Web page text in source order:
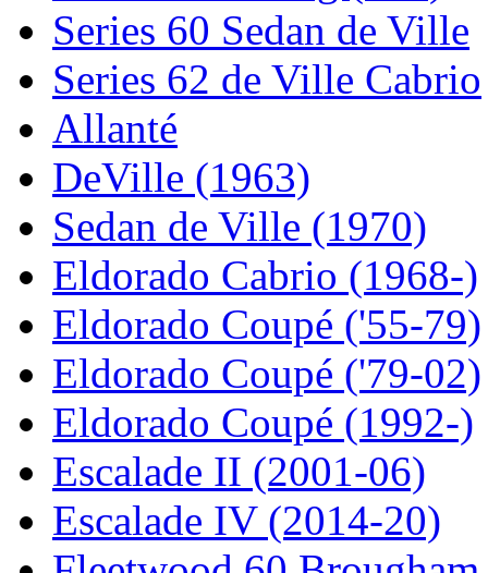
Series 60 Sedan de Ville
Series 62 de Ville Cabrio
Allanté
DeVille (1963)
Sedan de Ville (1970)
Eldorado Cabrio (1968-)
Eldorado Coupé ('55-79)
Eldorado Coupé ('79-02)
Eldorado Coupé (1992-)
Escalade II (2001-06)
Escalade IV (2014-20)